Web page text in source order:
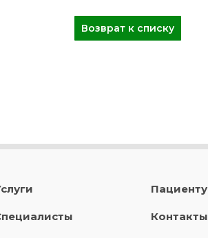
Возврат к списку
Пациенту
Контакты